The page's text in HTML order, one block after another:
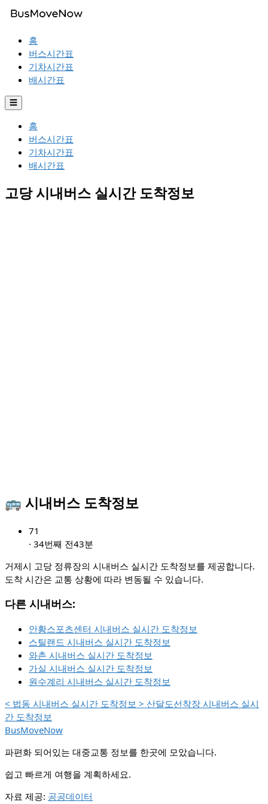
홈
버스시간표
기차시간표
배시간표
☰
홈
버스시간표
기차시간표
배시간표
고당 시내버스 실시간 도착정보
🚌 시내버스 도착정보
71
· 34번째 전43분
거제시 고당 정류장의 시내버스 실시간 도착정보를 제공합니다.
도착 시간은 교통 상황에 따라 변동될 수 있습니다.
다른 시내버스:
안황스포츠센터 시내버스 실시간 도착정보
스틸랜드 시내버스 실시간 도착정보
와촌 시내버스 실시간 도착정보
가실 시내버스 실시간 도착정보
원수계리 시내버스 실시간 도착정보
< 법동 시내버스 실시간 도착정보 > 산달도선착장 시내버스 실시
간 도착정보
BusMoveNow
파편화 되어있는 대중교통 정보를 한곳에 모았습니다.
쉽고 빠르게 여행을 계획하세요.
자료 제공: 공공데이터